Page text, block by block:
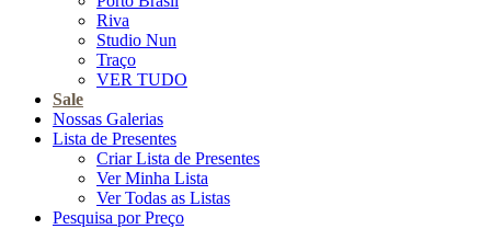
Riva
Studio Nun
Traço
VER TUDO
Sale
Nossas Galerias
Lista de Presentes
Criar Lista de Presentes
Ver Minha Lista
Ver Todas as Listas
Pesquisa por Preço